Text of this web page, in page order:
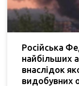
Російська
найбільших
внаслідок
видобувних